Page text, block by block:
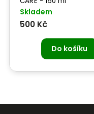
ochrana textilu
Skladem
500 Kč
Do košíku